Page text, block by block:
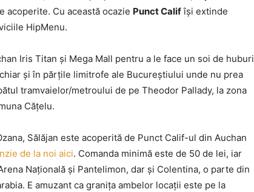
acoperite. Cu această ocazie Punct Califîşi extinde
HipMenu.
Iris Titan şi Mega Mall pentru a le face un soi de huburi
şi în părţile limitrofe ale Bucureştiului unde nu prea
tramvaielor/metroului de pe Theodor Pallady, la zona
Căţelu.
Sălăjan este acoperită de Punct Calif-ul din Auchan
de la noi aici. Comanda minimă este de 50 de lei, iar
Naţională şi Pantelimon, dar şi Colentina, o parte din
E amuzant ca graniţa ambelor locaţii este pe la